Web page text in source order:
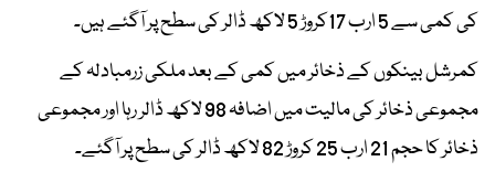
کی کمی سے 5 ارب 17کروڑ 5 لاکھ ڈالر کی سطح پر آگئے ہیں۔
کمرشل بینکوں کے ذخائر میں کمی کے بعد ملکی زرمبادلہ کے
مجموعی ذخائر کی مالیت میں اضافہ 98 لاکھ ڈالر رہا اور مجموعی
ذخائر کا حجم 21 ارب 25 کروڑ 82 لاکھ ڈالر کی سطح پر آگئے۔